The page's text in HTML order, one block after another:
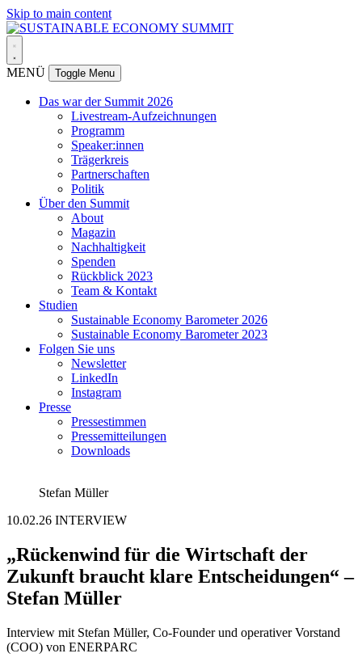
Skip to main content
MENÜ Toggle Menu
Das war der Summit 2026
Livestream-Aufzeichnungen
Programm
Speaker:innen
Trägerkreis
Partnerschaften
Politik
Über den Summit
About
Magazin
Nachhaltigkeit
Spenden
Rückblick 2023
Team & Kontakt
Studien
Sustainable Economy Barometer 2026
Sustainable Economy Barometer 2023
Folgen Sie uns
Newsletter
LinkedIn
Instagram
Presse
Pressestimmen
Pressemitteilungen
Downloads
Stefan Müller
10.02.26 INTERVIEW
„Rückenwind für die Wirtschaft der
Zukunft braucht klare Entscheidungen“ –
Stefan Müller
Interview mit Stefan Müller, Co-Founder und operativer Vorstand
(COO) von ENERPARC